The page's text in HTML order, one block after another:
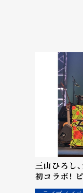
三山ひろし
初コラボ！